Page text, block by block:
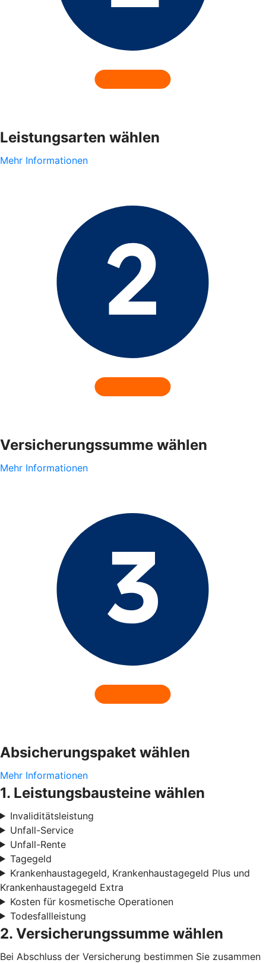
Leistungsarten wählen
Mehr Informationen
Versicherungssumme wählen
Mehr Informationen
Absicherungspaket wählen
Mehr Informationen
1. Leistungsbausteine wählen
Invaliditätsleistung
Unfall-Service
Unfall-Rente
Tagegeld
Krankenhaustagegeld, Krankenhaustagegeld Plus und
Krankenhaustagegeld Extra
Kosten für kosmetische Operationen
Todesfallleistung
2. Versicherungssumme wählen
Bei Abschluss der Versicherung bestimmen Sie zusammen